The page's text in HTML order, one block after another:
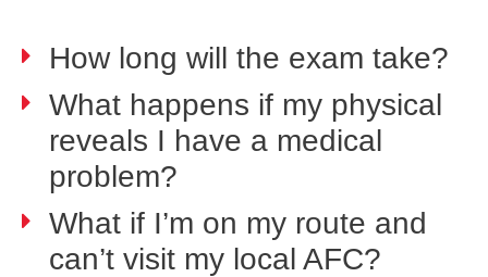
How long will the exam take?
What happens if my physical
reveals I have a medical
problem?
What if I’m on my route and
can’t visit my local AFC?